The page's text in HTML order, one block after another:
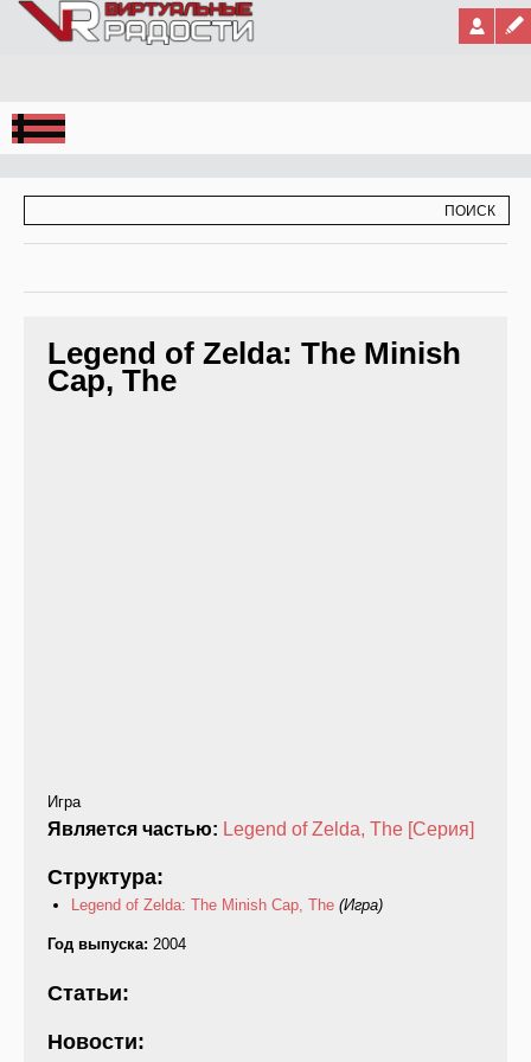
Jump to Navigation
Legend of Zelda: The Minish
Cap, The
Игра
Является частью: Legend of Zelda, The [Серия]
Структура:
Legend of Zelda: The Minish Cap, The (Игра)
Год выпуска: 2004
Статьи:
Новости: